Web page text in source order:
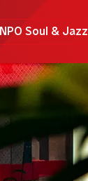
NPO Soul & Jazz